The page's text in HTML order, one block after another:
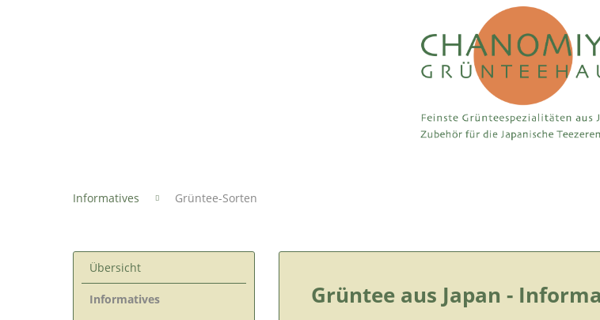
Informatives Grüntee-Sorten
Übersicht
Informatives
Grüntee aus Japan -